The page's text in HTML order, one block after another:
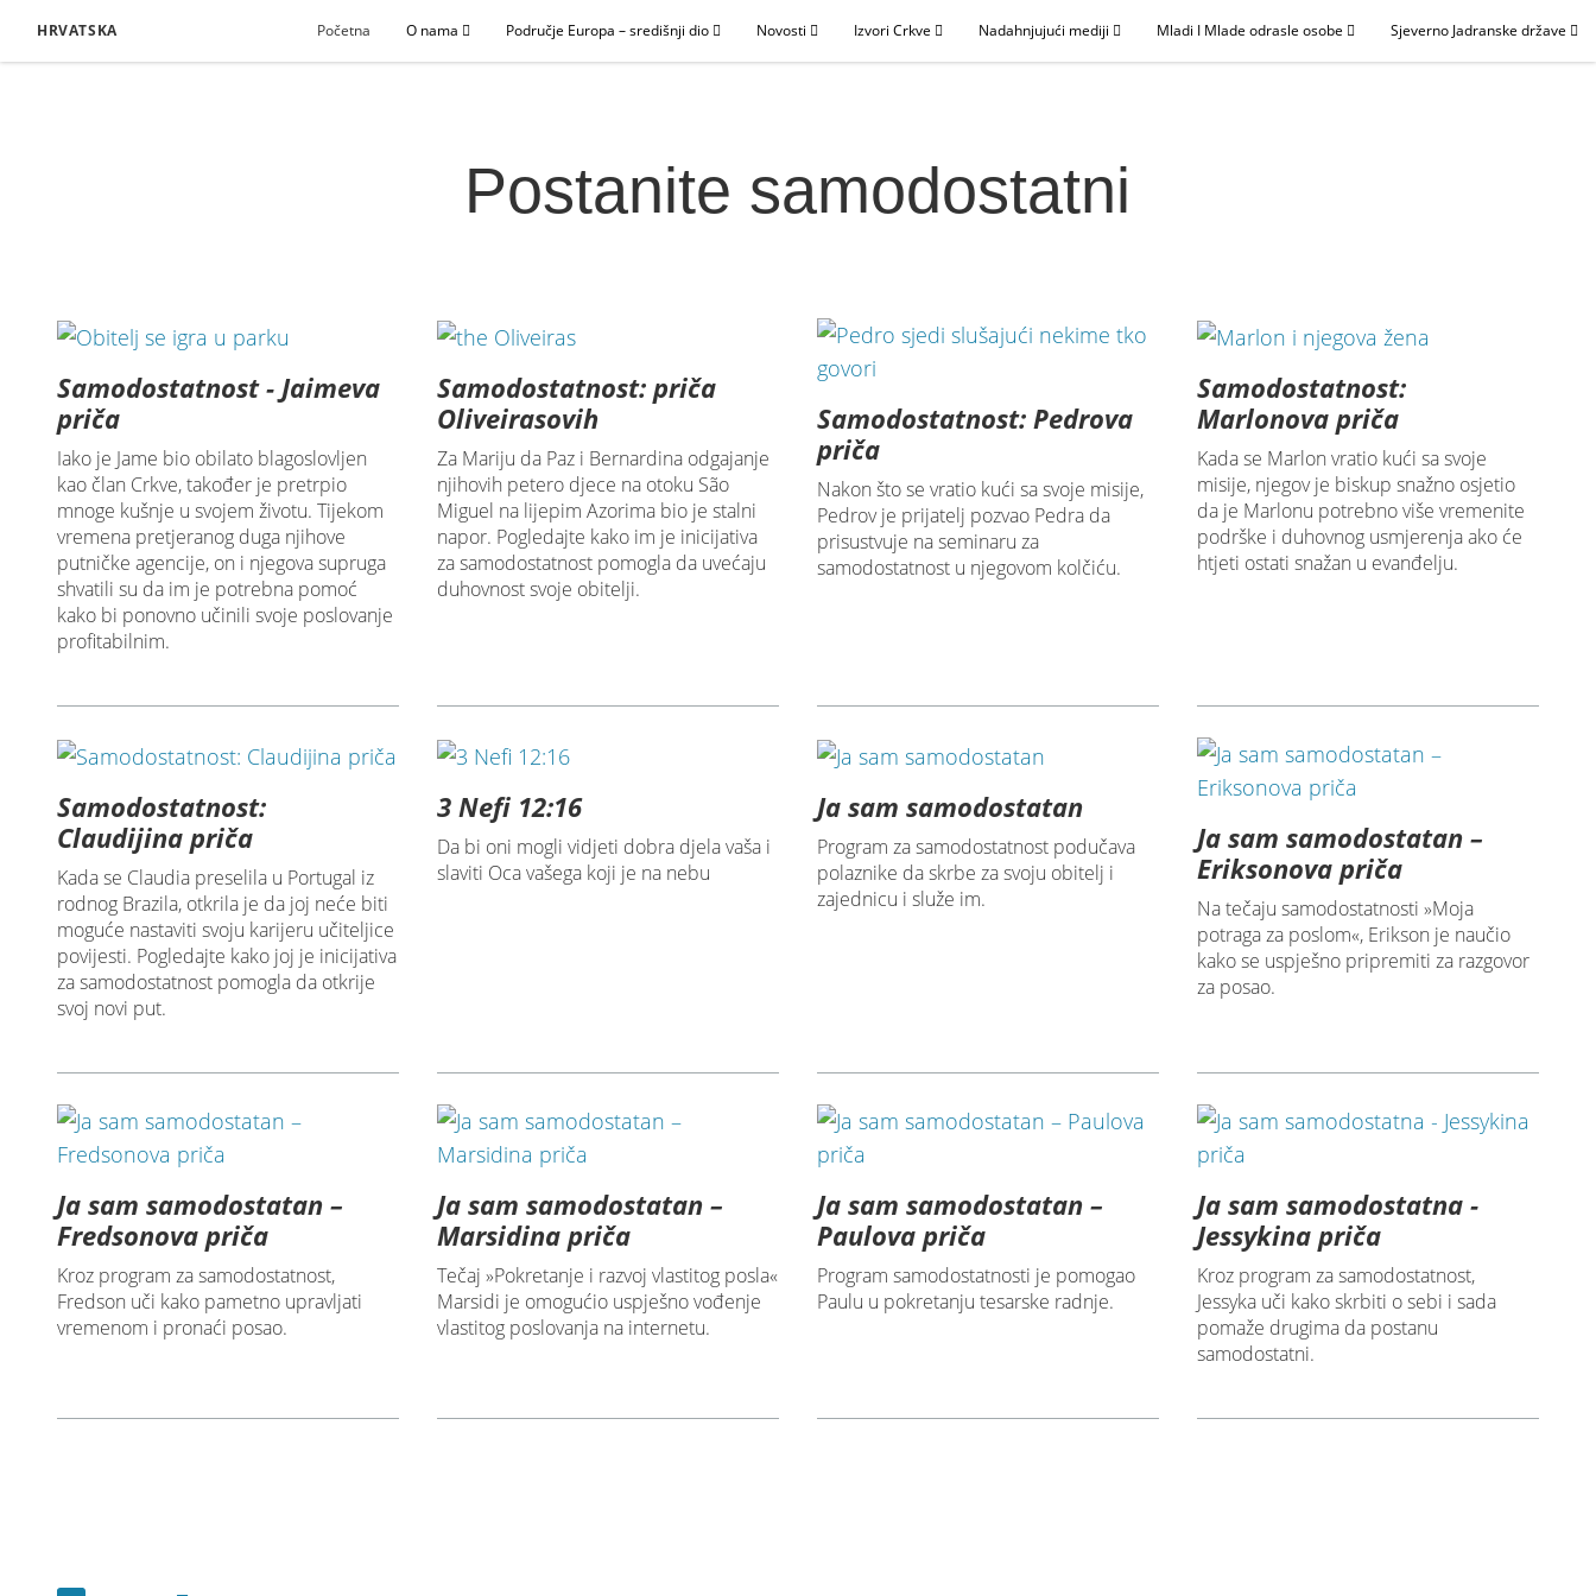
HRVATSKA Početna O nama Područje Europa – središnji dio Novosti Izvori Crkve Nadahnjujući mediji Mladi I Mlade odrasle osobe Sjeverno Jadranske države
Postanite samodostatni
Samodostatnost - Jaimeva
priča
Iako je Jame bio obilato blagoslovljen
kao član Crkve, također je pretrpio
mnoge kušnje u svojem životu. Tijekom
vremena pretjeranog duga njihove
putničke agencije, on i njegova supruga
shvatili su da im je potrebna pomoć
kako bi ponovno učinili svoje poslovanje
profitabilnim.
Samodostatnost: priča
Oliveirasovih
Za Mariju da Paz i Bernardina odgajanje
njihovih petero djece na otoku São
Miguel na lijepim Azorima bio je stalni
napor. Pogledajte kako im je inicijativa
za samodostatnost pomogla da uvećaju
duhovnost svoje obitelji.
Samodostatnost: Pedrova
priča
Nakon što se vratio kući sa svoje misije,
Pedrov je prijatelj pozvao Pedra da
prisustvuje na seminaru za
samodostatnost u njegovom kolčiću.
Samodostatnost:
Marlonova priča
Kada se Marlon vratio kući sa svoje
misije, njegov je biskup snažno osjetio
da je Marlonu potrebno više vremenite
podrške i duhovnog usmjerenja ako će
htjeti ostati snažan u evanđelju.
Samodostatnost:
Claudijina priča
Kada se Claudia preselila u Portugal iz
rodnog Brazila, otkrila je da joj neće biti
moguće nastaviti svoju karijeru učiteljice
povijesti. Pogledajte kako joj je inicijativa
za samodostatnost pomogla da otkrije
svoj novi put.
3 Nefi 12:16
Da bi oni mogli vidjeti dobra djela vaša i
slaviti Oca vašega koji je na nebu
Ja sam samodostatan
Program za samodostatnost podučava
polaznike da skrbe za svoju obitelj i
zajednicu i služe im.
Ja sam samodostatan –
Eriksonova priča
Na tečaju samodostatnosti »Moja
potraga za poslom«, Erikson je naučio
kako se uspješno pripremiti za razgovor
za posao.
Ja sam samodostatan –
Fredsonova priča
Kroz program za samodostatnost,
Fredson uči kako pametno upravljati
vremenom i pronaći posao.
Ja sam samodostatan –
Marsidina priča
Tečaj »Pokretanje i razvoj vlastitog posla«
Marsidi je omogućio uspješno vođenje
vlastitog poslovanja na internetu.
Ja sam samodostatan –
Paulova priča
Program samodostatnosti je pomogao
Paulu u pokretanju tesarske radnje.
Ja sam samodostatna -
Jessykina priča
Kroz program za samodostatnost,
Jessyka uči kako skrbiti o sebi i sada
pomaže drugima da postanu
samodostatni.